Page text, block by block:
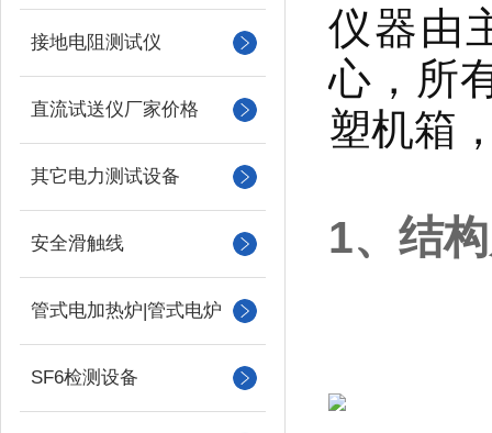
接地电阻测试仪
直流试送仪厂家价格
其它电力测试设备
安全滑触线
管式电加热炉|管式电炉
SF6检测设备
仪器由
心，所
塑机箱
1、结